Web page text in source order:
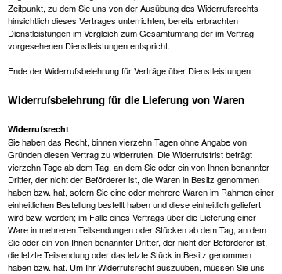
Zeitpunkt, zu dem Sie uns von der Ausübung des Widerrufsrechts
hinsichtlich dieses Vertrages unterrichten, bereits erbrachten
Dienstleistungen im Vergleich zum Gesamtumfang der im Vertrag
vorgesehenen Dienstleistungen entspricht.
Ende der Widerrufsbelehrung für Verträge über Dienstleistungen
Widerrufsbelehrung für die Lieferung von Waren
Widerrufsrecht
Sie haben das Recht, binnen vierzehn Tagen ohne Angabe von
Gründen diesen Vertrag zu widerrufen. Die Widerrufsfrist beträgt
vierzehn Tage ab dem Tag, an dem Sie oder ein von Ihnen benannter
Dritter, der nicht der Beförderer ist, die Waren in Besitz genommen
haben bzw. hat, sofern Sie eine oder mehrere Waren im Rahmen einer
einheitlichen Bestellung bestellt haben und diese einheitlich geliefert
wird bzw. werden; im Falle eines Vertrags über die Lieferung einer
Ware in mehreren Teilsendungen oder Stücken ab dem Tag, an dem
Sie oder ein von Ihnen benannter Dritter, der nicht der Beförderer ist,
die letzte Teilsendung oder das letzte Stück in Besitz genommen
haben bzw. hat. Um Ihr Widerrufsrecht auszuüben, müssen Sie uns